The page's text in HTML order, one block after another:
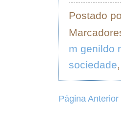
Postado
m genildo
sociedade
Página Anterior